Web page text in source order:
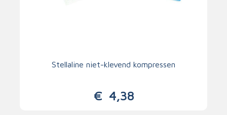
Stellaline niet-klevend kompressen
€4,38